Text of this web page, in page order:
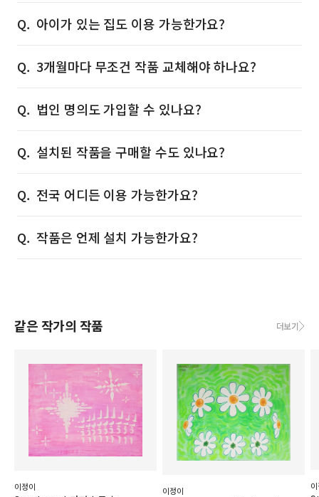
아이가 있는 집도 이용 가능한가요?
3개월마다 무조건 작품 교체해야 하나요?
법인 명의도 가입할 수 있나요?
설치된 작품을 구매할 수도 있나요?
전국 어디든 이용 가능한가요?
작품은 언제 설치 가능한가요?
같은 작가의 작품 더보기
이정이 이정이